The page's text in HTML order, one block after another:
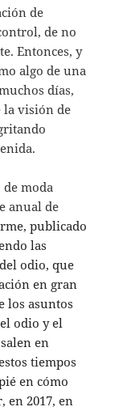
de
de no
Entonces, y
algo de una
días,
la visión de
moda
anual de
publicado
las
odio, que
en gran
los asuntos
odio y el
en
tiempos
encómo
en 2017,en